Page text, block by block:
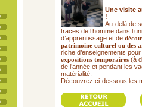
Une visite
!
Au-delà de
traces de l’homme dans
d’apprentissage et de
patrimoine culturel ou des
riche d’enseignements
expositions temporaires (à
de l’année et pendant les
matérialité.
Découvrez ci-dessous les